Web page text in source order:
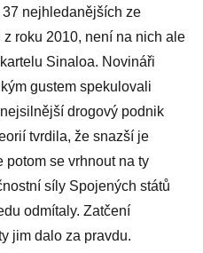
nejhledanějších ze
roku 2010, není na nich ale
Sinaloa. Novináři
gustem spekulovali
drogový podnik
tvrdila, že snazší je
potom se vrhnout na ty
síly Spojených států
odmítaly. Zatčení
jim dalo za pravdu.